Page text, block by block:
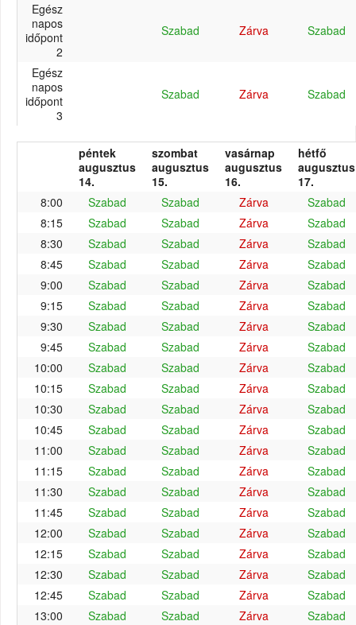
Egész
napos
időpont
2
Szabad Zárva Szabad
Egész
napos
időpont
3
Szabad Zárva Szabad
péntek
augusztus
14.
szombat
augusztus
15.
vasárnap
augusztus
16.
hétfő
augusztus
17.
8:00
Szabad Szabad Zárva
Szabad
8:15
Szabad Szabad Zárva
Szabad
8:30
Szabad Szabad Zárva
Szabad
8:45
Szabad Szabad Zárva
Szabad
9:00
Szabad Szabad Zárva
Szabad
9:15
Szabad Szabad Zárva
Szabad
9:30
Szabad Szabad Zárva
Szabad
9:45
Szabad Szabad Zárva
Szabad
10:00
Szabad Szabad Zárva
Szabad
10:15
Szabad Szabad Zárva
Szabad
10:30
Szabad Szabad Zárva
Szabad
10:45
Szabad Szabad Zárva
Szabad
11:00
Szabad Szabad Zárva
Szabad
11:15
Szabad Szabad Zárva
Szabad
11:30
Szabad Szabad Zárva
Szabad
11:45
Szabad Szabad Zárva
Szabad
12:00
Szabad Szabad Zárva
Szabad
12:15
Szabad Szabad Zárva
Szabad
12:30
Szabad Szabad Zárva
Szabad
12:45
Szabad Szabad Zárva
Szabad
13:00
Szabad Szabad Zárva
Szabad